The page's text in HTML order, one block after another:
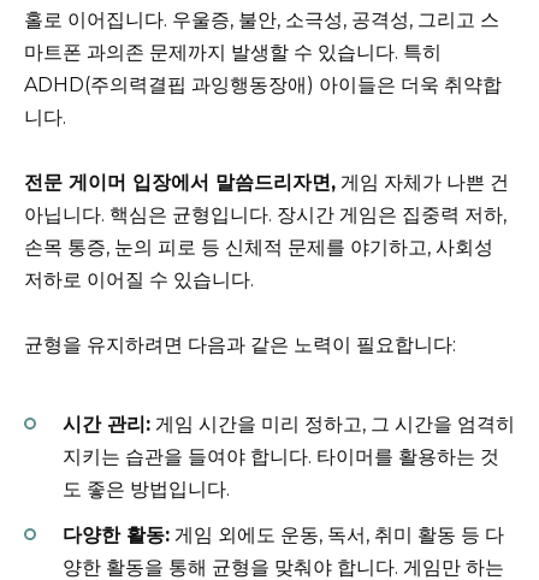
홀로 이어집니다. 우울증, 불안, 소극성, 공격성, 그리고 스
마트폰 과의존 문제까지 발생할 수 있습니다. 특히
ADHD(주의력결핍 과잉행동장애) 아이들은 더욱 취약합
니다.
전문 게이머 입장에서 말씀드리자면, 게임 자체가 나쁜 건
아닙니다. 핵심은 균형입니다. 장시간 게임은 집중력 저하,
손목 통증, 눈의 피로 등 신체적 문제를 야기하고, 사회성
저하로 이어질 수 있습니다.
균형을 유지하려면 다음과 같은 노력이 필요합니다:
시간 관리: 게임 시간을 미리 정하고, 그 시간을 엄격히
지키는 습관을 들여야 합니다. 타이머를 활용하는 것
도 좋은 방법입니다.
다양한 활동: 게임 외에도 운동, 독서, 취미 활동 등 다
양한 활동을 통해 균형을 맞춰야 합니다. 게임만 하는